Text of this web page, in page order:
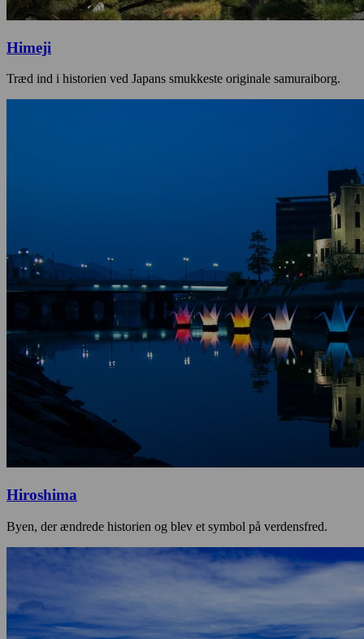
Himeji
Træd ind i historien ved Japans smukkeste originale samuraiborg.
Hiroshima
Byen, der ændrede historien og blev et symbol på verdensfred.